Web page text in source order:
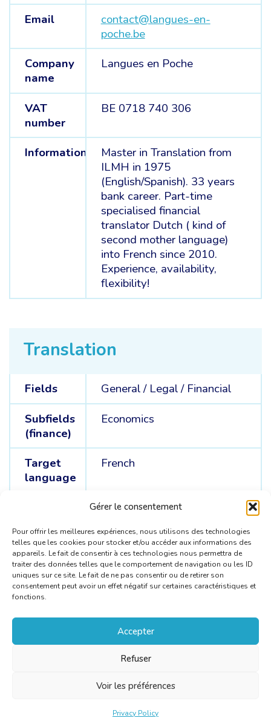
Gérer le consentement
Pour offrir les meilleures expériences, nous utilisons des technologies
telles que les cookies pour stocker et/ou accéder aux informations des
appareils. Le fait de consentir à ces technologies nous permettra de
traiter des données telles que le comportement de navigation ou les ID
uniques sur ce site. Le fait de ne pas consentir ou de retirer son
consentement peut avoir un effet négatif sur certaines caractéristiques et
fonctions.
Accepter
Refuser
Voir les préférences
Privacy Policy
Email
contact@langues-en-
poche.be
Company
name
Langues en Poche
VAT
number
BE 0718 740 306
Information
Master in Translation from
ILMH in 1975
(English/Spanish). 33 years
bank career. Part-time
specialised financial
translator Dutch ( kind of
second mother language)
into French since 2010.
Experience, availability,
flexibility!
Translation
Fields General / Legal / Financial
Subfields
(finance)
Economics
Target
language
French
English /Spanish /